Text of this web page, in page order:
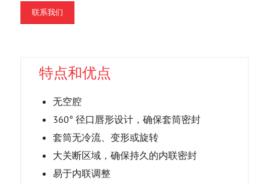
联系我们
特点和优点
无空腔
360° 径口唇形设计，确保套筒密封
套筒无冷流、变形或旋转
大关断区域，确保持久的内联密封
易于内联调整